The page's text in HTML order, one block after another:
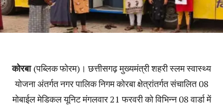
कोरबा (पब्लिक फोरम)। छत्तीसगढ़ मुख्यमंत्री शहरी स्लम स्वास्थ्य
योजना अंतर्गत नगर पालिक निगम कोरबा क्षेत्रांतर्गत संचालित 08
मोबाईल मेडिकल यूनिट मंगलवार 21 फरवरी को विभिन्न 08 वार्डा में